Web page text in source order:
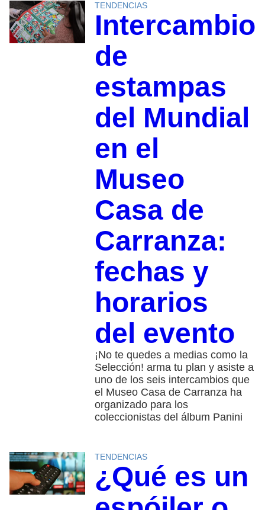
TENDENCIAS
Intercambio
de
estampas
del Mundial
en el
Museo
Casa de
Carranza:
fechas y
horarios
del evento
¡No te quedes a medias como la
Selección! arma tu plan y asiste a
uno de los seis intercambios que
el Museo Casa de Carranza ha
organizado para los
coleccionistas del álbum Panini
TENDENCIAS
¿Qué es un